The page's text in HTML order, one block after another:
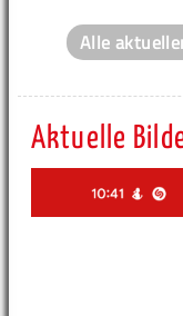
Alle
Aktuelle